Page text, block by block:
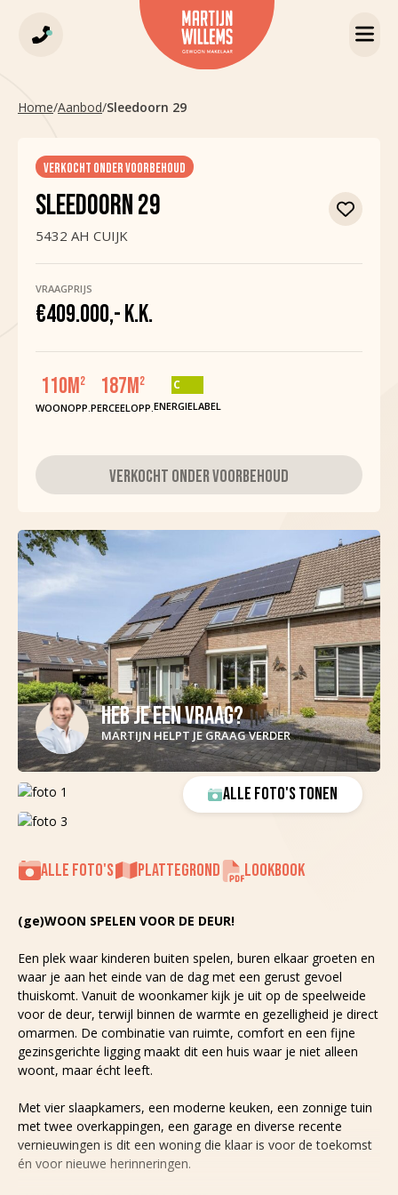
Home/Aanbod/Sleedoorn 29
VERKOCHT ONDER VOORBEHOUD
SLEEDOORN 29
5432 AH CUIJK
VRAAGPRIJS
€409.000,- K.K.
110M2
WOONOPP.
187M2
PERCEELOPP.
C
ENERGIELABEL
VERKOCHT ONDER VOORBEHOUD
HEB JE EEN VRAAG?
MARTIJN HELPT JE GRAAG VERDER
ALLE FOTO'S TONEN
ALLE FOTO'S PLATTEGROND LOOKBOOK
(ge)WOON SPELEN VOOR DE DEUR!
Een plek waar kinderen buiten spelen, buren elkaar groeten en
waar je aan het einde van de dag met een gerust gevoel
thuiskomt. Vanuit de woonkamer kijk je uit op de speelweide
voor de deur, terwijl binnen de warmte en gezelligheid je direct
omarmen. De combinatie van ruimte, comfort en een fijne
gezinsgerichte ligging maakt dit een huis waar je niet alleen
woont, maar écht leeft.
Met vier slaapkamers, een moderne keuken, een zonnige tuin
met twee overkappingen, een garage en diverse recente
vernieuwingen is dit een woning die klaar is voor de toekomst
én voor nieuwe herinneringen.